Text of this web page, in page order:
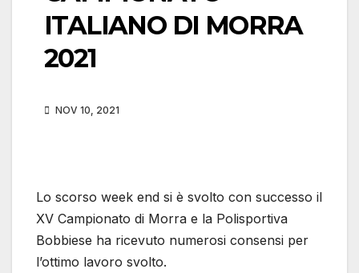
ITALIANO DI MORRA
2021
NOV 10, 2021
Lo scorso week end si è svolto con successo il
XV Campionato di Morra e la Polisportiva
Bobbiese ha ricevuto numerosi consensi per
l’ottimo lavoro svolto.